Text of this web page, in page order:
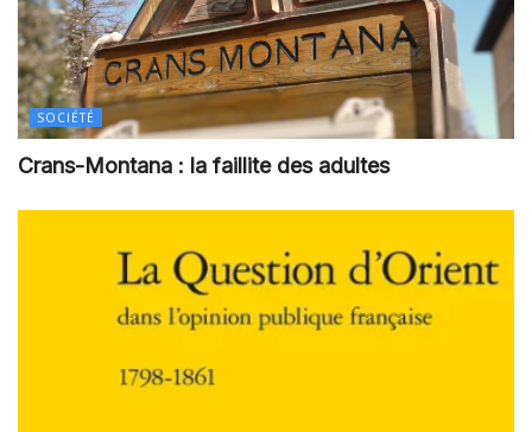
SOCIÉTÉ
Crans-Montana : la faillite des adultes